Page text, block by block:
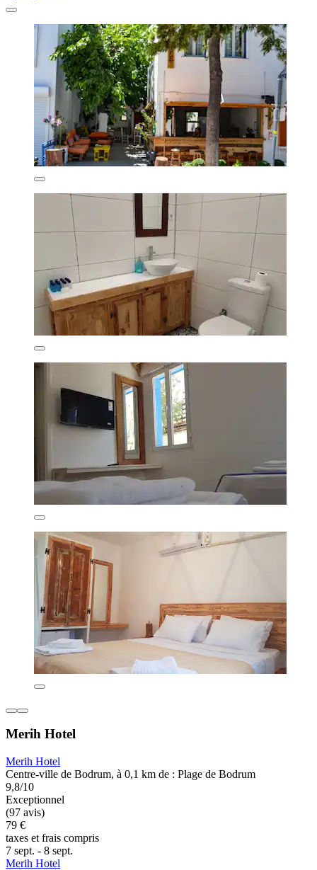
Merih Hotel
Merih Hotel
Centre-ville de Bodrum, à 0,1 km de : Plage de Bodrum
9,8/10
Exceptionnel
(97 avis)
79 €
taxes et frais compris
7 sept. - 8 sept.
Merih Hotel